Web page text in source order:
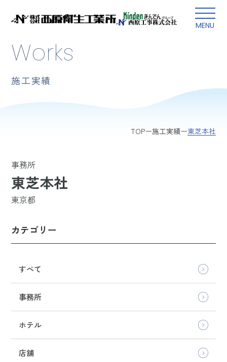
MENU
本文にスキップ
Works
施工実績
TOP 施工実績 東芝本社
事務所
東芝本社
東京都
カテゴリー
すべて
事務所
ホテル
店舗